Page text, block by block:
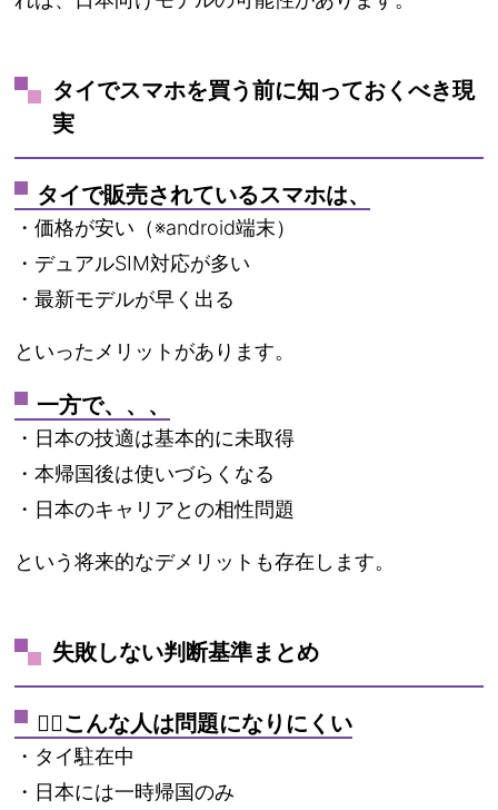
タイでスマホを買う前に知っておくべき現
実
タイで販売されているスマホは、
・価格が安い（※android端末）
・デュアルSIM対応が多い
・最新モデルが早く出る
といったメリットがあります。
一方で、、、
・日本の技適は基本的に未取得
・本帰国後は使いづらくなる
・日本のキャリアとの相性問題
という将来的なデメリットも存在します。
失敗しない判断基準まとめ
🙆‍♂️こんな人は問題になりにくい
・タイ駐在中
・日本には一時帰国のみ